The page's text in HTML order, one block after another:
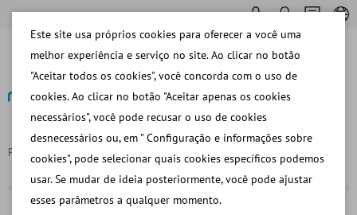
Página principal ScanStage, platina automática de microscopio
Voltar
Este site usa próprios cookies para oferecer a você uma
melhor experiência e serviço no site. Ao clicar no botão
"Aceitar todos os cookies", você concorda com o uso de
cookies. Ao clicar no botão "Aceitar apenas os cookies
necessários", você pode recusar o uso de cookies
desnecessários ou, em " Configuração e informações sobre
cookies", pode selecionar quais cookies específicos podemos
usar. Se mudar de ideia posteriormente, você pode ajustar
esses parâmetros a qualquer momento.